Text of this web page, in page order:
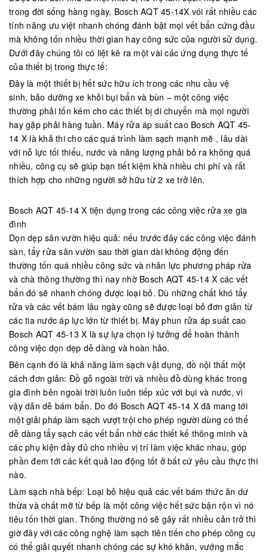
trong đời sống hàng ngày, Bosch AQT 45-14X vói rất nhiều các
tính năng ưu việt nhanh chóng đánh bật mọi vết bẩn cứng đầu
mà không tốn nhiều thời gian hay công sức của người sử dụng.
Dưới đây chúng tôi có liệt kê ra một vài các ứng dụng thực tế
của thiết bị trong thực tế:
Đây là một thiết bị hết sức hữu ích trong các nhu cầu vệ
sinh, bảo dưỡng xe khỏi bụi bẩn và bùn – một công việc
thường phải tốn kém cho các thiết bị di chuyển mà mọi người
hay gặp phải hàng tuần. Máy rửa áp suất cao Bosch AQT 45-
14 X là khả thi cho các quá trình làm sạch mạnh mẽ , lâu dài
với nỗ lực tối thiểu, nước và năng lượng phải bỏ ra không quá
nhiều, công cụ sẽ giúp bạn tiết kiệm khà nhiều chi phí và rất
thích hợp cho những người sở hữu từ 2 xe trở lên.
Bosch AQT 45-14 X tiện dụng trong các công việc rửa xe gia
đình
Dọn dẹp sân vườn hiệu quả: nếu trước đây các công việc đánh
sàn, tẩy rửa sân vườn sau thời gian dài không động đến
thường tốn quá nhiều công sức và nhân lực phương pháp rửa
và chà thông thường thì nay nhờ Bosch AQT 45-14 X các vết
bẩn đó sẽ nhanh chóng được loại bỏ. Dù những chất khó tẩy
rửa và các vết bám lâu ngày cũng sẽ được loại bỏ đơn giản từ
các tia nước áp lực lớn từ thiết bị. Máy phun rửa áp suất cao
Bosch AQT 45-13 X là sự lựa chọn lý tưởng để hoàn thành
công việc dọn dẹp dễ dàng và hoàn hảo.
Bên cạnh đó là khả năng làm sạch vật dụng, đồ nội thất một
cách đơn giản: Đồ gỗ ngoài trời và nhiều đồ dùng khác trong
gia đình bên ngoài trời luôn luôn tiếp xúc với bụi và nước, vì
vậy dẫn dễ bám bẩn. Do đó Bosch AQT 45-14 X đã mang tới
một giải pháp làm sạch vượt trội cho phép người dùng có thể
dễ dàng tẩy sạch các vết bẩn nhờ các thiết kế thông minh và
các phụ kiện đầy đủ cho nhiều vị trí làm việc khác nhau, góp
phần đem tới các kết quả lao động tốt ở bất cứ yêu cầu thực thi
nào.
Làm sạch nhà bếp: Loại bỏ hiệu quả các vết bám thức ăn dư
thừa và chất mỡ từ bếp là một công việc hết sức bận rộn vì nó
tiêu tốn thời gian. Thông thường nó sẽ gây rất nhiều cản trở thì
giờ đây với các công nghệ làm sạch tiên tiến cho phép công cụ
có thể giải quyết nhanh chóng các sự khó khăn, vướng mắc